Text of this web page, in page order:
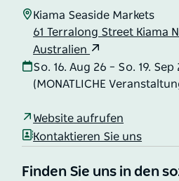
Kiama Seaside Markets
61 Terralong Street Kiama
Australien
So. 16. Aug 26 – So. 19. Sep
(MONATLICHE
Website aufrufen
Kontaktieren Sie uns
Finden Sie uns in den